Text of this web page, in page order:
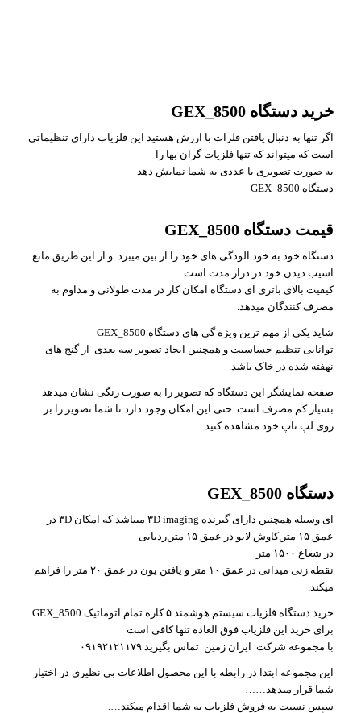
خرید دستگاه GEX_8500
اگر تنها به دنبال یافتن فلزات با ارزش هستید این فلزیاب دارای تنظیماتی
است که میتواند که تنها فلزیات گران بها را
به صورت تصویری یا عددی به شما نمایش دهد
دستگاه GEX_8500
قیمت دستگاه GEX_8500
دستگاه خود به خود الودگی های خود را از بین میبرد و از این طریق مانع
اسیب دیدن خود در دراز مدت است
کیفیت بالای باتری ای دستگاه امکان کار در مدت طولانی و مداوم به
مصرف کنندگان میدهد.
شاید یکی از مهم ترین ویژه گی های دستگاه GEX_8500
توانایی تنظیم حساسیت و همچنین ایجاد تصویر سه بعدی از گنج های
نهفته شده در خاک باشد.
صفحه نمایشگر این دستگاه که تصویر را به صورت رنگی نشان میدهد
بسیار کم مصرف است. حتی این امکان وجود دارد تا شما تصویر را بر
روی لپ تاپ خود مشاهده کنید.
دستگاه GEX_8500
ای وسیله همچنین دارای گیرنده ۳D imaging میباشد که امکان ۳D در
عمق ۱۵ متر,کاوش لایو در عمق ۱۵ متر,ردیابی
در شعاع ۱۵۰۰ متر
نقطه زنی میدانی در عمق ۱۰ متر و یافتن یون در عمق ۲۰ متر را فراهم
میکند.
خرید دستگاه فلزیاب سیستم هوشمند ۵ کاره تمام اتوماتیک GEX_8500
برای خرید این فلزیاب فوق العاده تنها کافی است
با مجموعه شرکت ایران زمین تماس بگیرید ۰۹۱۹۲۱۲۱۱۷۹
این مجموعه ابتدا در رابطه با این محصول اطلاعات بی نظیری در اختیار
شما قرار میدهد……
سپس نسبت به فروش فلزیاب به شما اقدام میکند….